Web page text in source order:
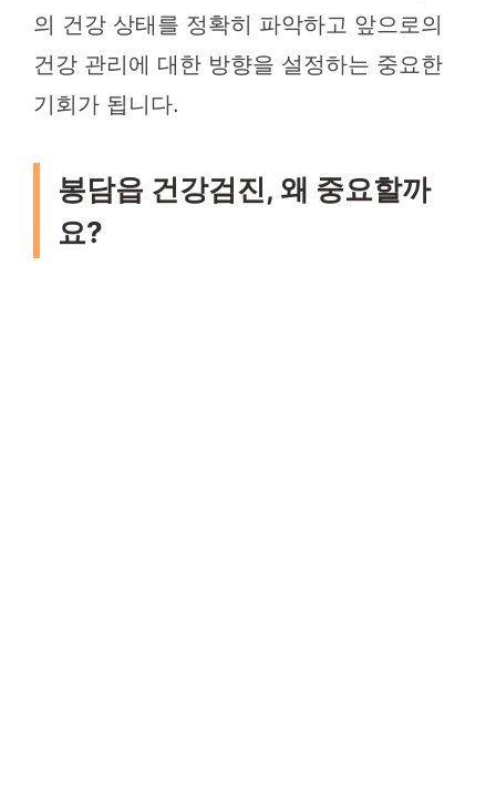
의 건강 상태를 정확히 파악하고 앞으로의
건강 관리에 대한 방향을 설정하는 중요한
기회가 됩니다.
봉담읍 건강검진, 왜 중요할까
요?